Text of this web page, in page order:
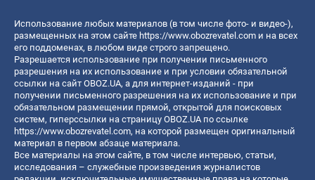
Использование любых материалов (в том числе фото- и видео-),
размещенных на этом сайте https://www.obozrevatel.com и на всех
его поддоменах, в любом виде строго запрещено.
Разрешается использование при получении письменного
разрешения на их использование и при условии обязательной
ссылки на сайт OBOZ.UA, а для интернет-изданий - при
получении письменного разрешения на их использование и при
обязательном размещении прямой, открытой для поисковых
систем, гиперссылки на страницу OBOZ.UA по ссылке
https://www.obozrevatel.com, на которой размещен оригинальный
материал в первом абзаце материала.
Все материалы на этом сайте, в том числе интервью, статьи,
исследования – служебные произведения журналистов